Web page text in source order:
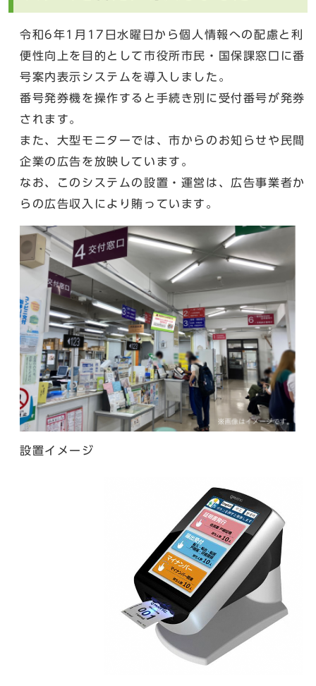
令和6年1月17日水曜日から個人情報への配慮と利
便性向上を目的として市役所市民・国保課窓口に番
号案内表示システムを導入しました。
番号発券機を操作すると手続き別に受付番号が発券
されます。
また、大型モニターでは、市からのお知らせや民間
企業の広告を放映しています。
なお、このシステムの設置・運営は、広告事業者か
らの広告収入により賄っています。
設置イメージ